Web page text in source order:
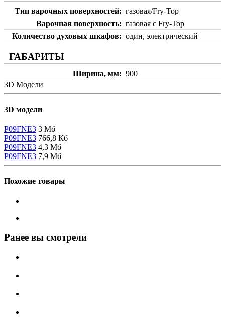
Тип варочных поверхностей
газовая/Fry-Top
Варочная поверхность
газовая с Fry-Top
Количество духовых шкафов
один, электрический
ГАБАРИТЫ
Ширина, мм
900
3D Модели
3D модели
P09FNE3 3 Мб
P09FNE3 766,8 Кб
P09FNE3 4,3 Мб
P09FNE3 7,9 Мб
Похожие товары
Ранее вы смотрели